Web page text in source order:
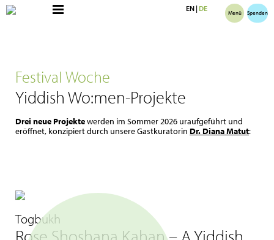
EN|DE Menü Spenden
Festival Woche
Yiddish Wo:men-Projekte
Drei neue Projektewerden im Sommer 2026 uraufgeführt und
eröffnet, konzipiert durch unsere Gastkuratorin Dr. Diana Matut:
Togbukh